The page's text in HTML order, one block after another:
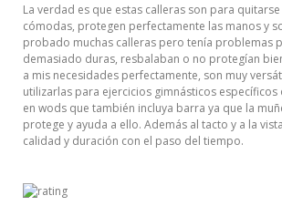
La verdad es que estas calleras son para
cómodas, protegen perfectamente las manos y
probado muchas calleras pero tenía problemas
demasiado duras, resbalaban o no protegían
a mis necesidades perfectamente, son muy
utilizarlas para ejercicios gimnásticos
en wods que también incluya barra ya que la
protege y ayuda a ello. Además al tacto y a la
calidad y duración con el paso del tiempo.